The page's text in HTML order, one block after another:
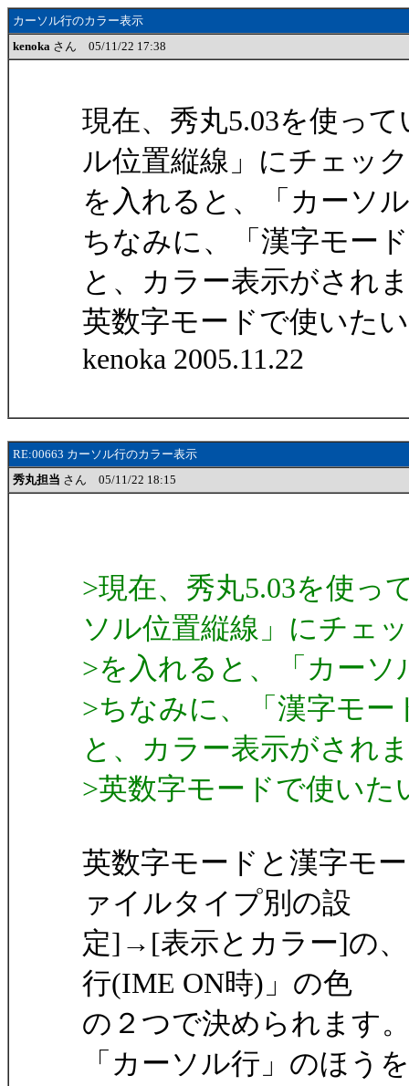
カーソル行のカラー表示
kenoka さん 05/11/22 17:38
現在、秀丸5.03を使っ
ル位置縦線」にチェック
を入れると、「カーソ
ちなみに、「漢字モー
と、カラー表示がされ
英数字モードで使いた
kenoka 2005.11.22
RE:00663 カーソル行のカラー表示
秀丸担当 さん 05/11/22 18:15
>現在、秀丸5.03を使っ
ソル位置縦線」にチェ
>を入れると、「カー
>ちなみに、「漢字モ
と、カラー表示がされ
>英数字モードで使い
英数字モードと漢字モ
ァイルタイプ別の設
定]→[表示とカラー]の
行(IME ON時)」の色
の２つで決められます
「カーソル行」のほう